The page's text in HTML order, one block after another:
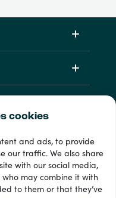
cookies
and ads, to provide
our traffic. We also share
with our social media,
may combine it with
to them or that they’ve